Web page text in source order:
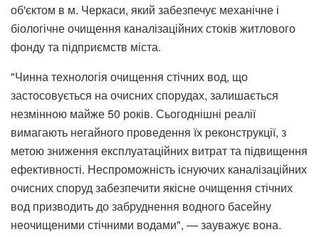
об'єктом в м. Черкаси, який забезпечує механічне і
біологічне очищення каналізаційних стоків житлового
фонду та підприємств міста.
"Чинна технологія очищення стічних вод, що
застосовується на очисних спорудах, залишається
незмінною майже 50 років. Сьогоднішні реалії
вимагають негайного проведення їх реконструкції, з
метою зниження експлуатаційних витрат та підвищення
ефективності. Неспроможність існуючих каналізаційних
очисних споруд забезпечити якісне очищення стічних
вод призводить до забруднення водного басейну
неочищеними стічними водами", — зауважує вона.